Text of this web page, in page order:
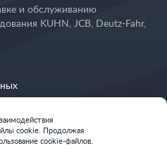
и обслуживанию
KUHN, JCB, Deutz-Fahr,
cookie. Продолжая
cookie-файлов.